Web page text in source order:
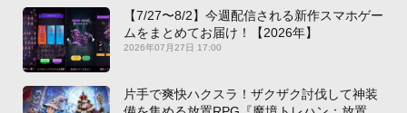
【7/27〜8/2】今週配信される新作スマホゲー
ムをまとめてお届け！【2026年】
2026年07月27日 17:00
片手で爽快ハクスラ！ザクザク討伐して神装